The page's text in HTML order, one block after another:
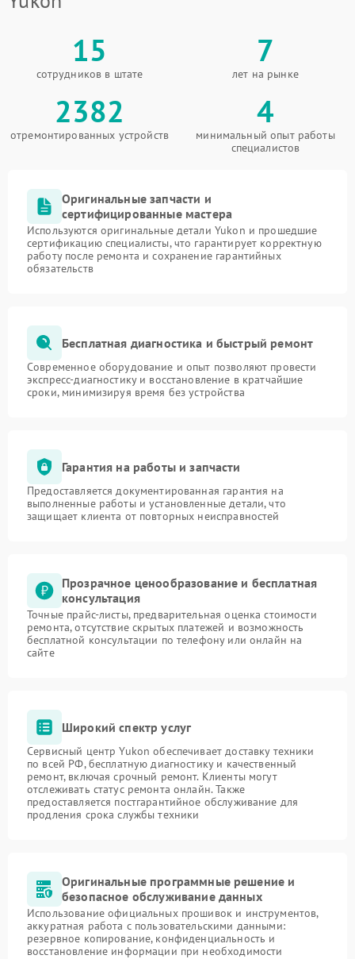
15
сотрудников в штате
7
лет на рынке
2382
отремонтированных устройств
4
минимальный опыт работы
специалистов
Оригинальные запчасти и
сертифицированные мастера
Используются оригинальные детали Yukon и прошедшие
сертификацию специалисты, что гарантирует корректную
работу после ремонта и сохранение гарантийных
обязательств
Бесплатная диагностика и быстрый ремонт
Современное оборудование и опыт позволяют провести
экспресс-диагностику и восстановление в кратчайшие
сроки, минимизируя время без устройства
Гарантия на работы и запчасти
Предоставляется документированная гарантия на
выполненные работы и установленные детали, что
защищает клиента от повторных неисправностей
Прозрачное ценообразование и бесплатная
консультация
Точные прайс-листы, предварительная оценка стоимости
ремонта, отсутствие скрытых платежей и возможность
бесплатной консультации по телефону или онлайн на
сайте
Широкий спектр услуг
Сервисный центр Yukon обеспечивает доставку техники
по всей РФ, бесплатную диагностику и качественный
ремонт, включая срочный ремонт. Клиенты могут
отслеживать статус ремонта онлайн. Также
предоставляется постгарантийное обслуживание для
продления срока службы техники
Оригинальные программные решение и
безопасное обслуживание данных
Использование официальных прошивок и инструментов,
аккуратная работа с пользовательскими данными:
резервное копирование, конфиденциальность и
восстановление информации при необходимости